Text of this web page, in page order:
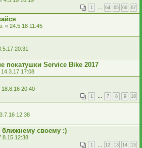
1 … 64 65 66 67
« 24.5.18 11:45
20:31
покатушки Service Bike 2017
14.3.17 17:08
18.8.16 20:40
1 … 7 8 9 10
12:38
своему :)
12:38
1 … 12 13 14 15